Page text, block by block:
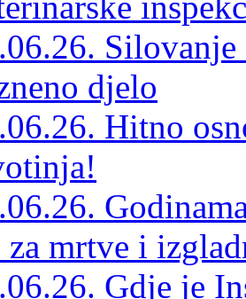
djelo
Hitno
za mrtve i
Gdje je